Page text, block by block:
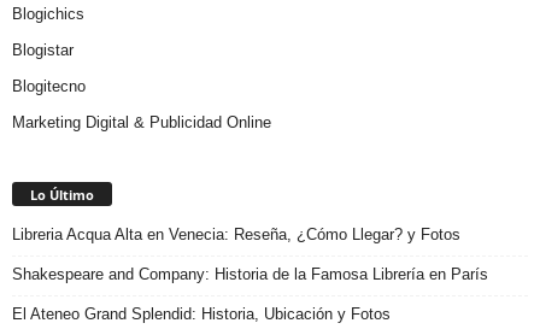
Blogichics
Blogistar
Blogitecno
Marketing Digital & Publicidad Online
Lo Último
Libreria Acqua Alta en Venecia: Reseña, ¿Cómo Llegar? y Fotos
Shakespeare and Company: Historia de la Famosa Librería en París
El Ateneo Grand Splendid: Historia, Ubicación y Fotos